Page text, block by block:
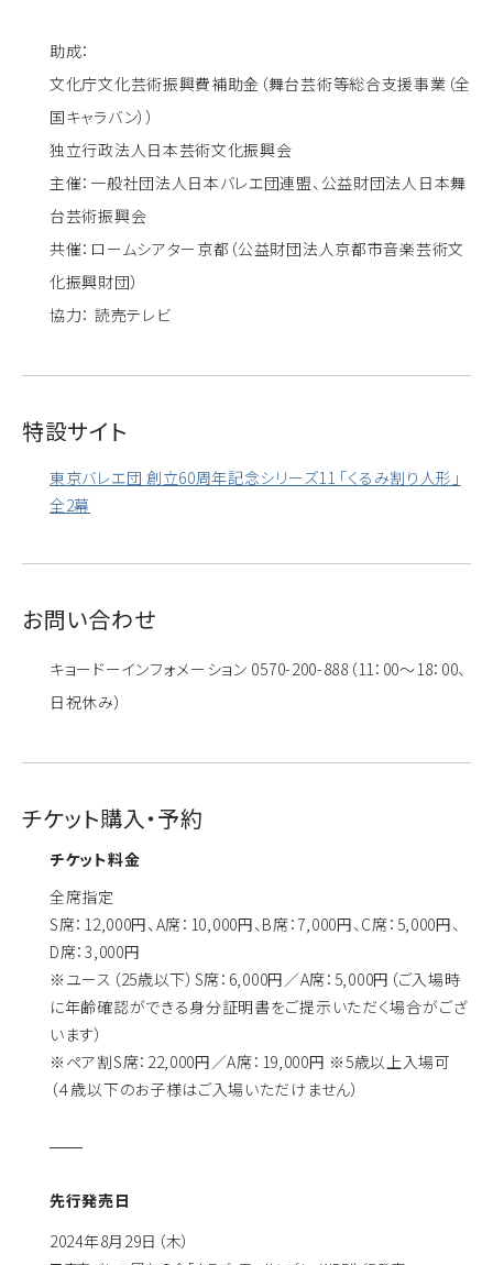
助成：
文化庁文化芸術振興費補助金（舞台芸術等総合支援事業（全
国キャラバン））
独立行政法人日本芸術文化振興会
主催：一般社団法人日本バレエ団連盟、公益財団法人日本舞
台芸術振興会
共催：ロームシアター京都（公益財団法人京都市音楽芸術文
化振興財団）
協力： 読売テレビ
特設サイト
東京バレエ団 創立60周年記念シリーズ11 「くるみ割り人形」
全2幕
お問い合わせ
キョードーインフォメーション 0570-200-888（11：00～18：00、
日祝休み）
チケット購入・予約
チケット料金
全席指定
S席：12,000円、A席：10,000円、B席：7,000円、C席：5,000円、
D席：3,000円
※ユース（25歳以下）S席：6,000円／A席：5,000円（ご入場時
に年齢確認ができる身分証明書をご提示いただく場合がござ
います）
※ペア割S席：22,000円／A席：19,000円 ※5歳以上入場可
（４歳以下のお子様はご入場いただけません）
先行発売日
2024年8月29日（木）